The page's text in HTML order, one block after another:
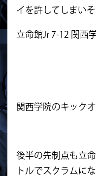
イを許してしまい
立命館Jr 7-12 関西
関西学院のキック
後半の先制点も立
トルでスクラムにな